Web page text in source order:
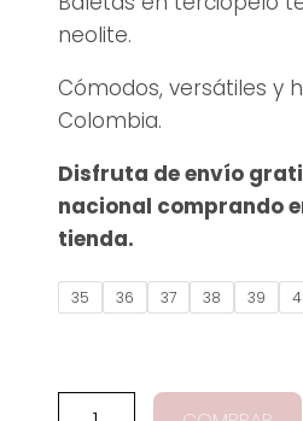
neolite.
Cómodos, versátiles y
Colombia.
Disfruta de envío
nacional comprando
tienda.
35 36 37 38 39
Flats